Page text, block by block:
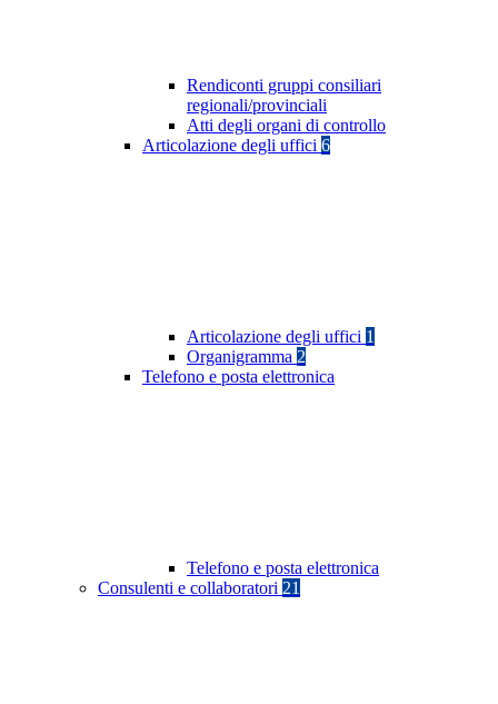
Rendiconti gruppi consiliari
regionali/provinciali
Atti degli organi di controllo
Articolazione degli uffici 6
Articolazione degli uffici 1
Organigramma 2
Telefono e posta elettronica
Telefono e posta elettronica
Consulenti e collaboratori 21